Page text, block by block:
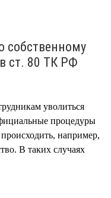
собственному
ст. 80 ТК РФ
уволиться
процедуры
например,
В таких случаях